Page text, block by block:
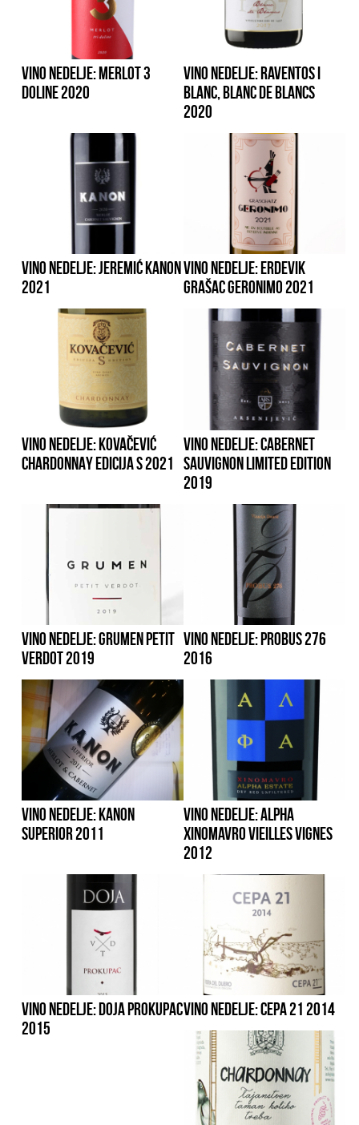
VINO NEDELJE: MERLOT 3
DOLINE 2020
VINO NEDELJE: RAVENTOS I
BLANC, BLANC DE BLANCS
2020
VINO NEDELJE: JEREMIĆ KANON
2021
VINO NEDELJE: ERDEVIK
GRAŠAC GERONIMO 2021
VINO NEDELJE: KOVAČEVIĆ
CHARDONNAY EDICIJA S 2021
VINO NEDELJE: CABERNET
SAUVIGNON LIMITED EDITION
2019
VINO NEDELJE: GRUMEN PETIT
VERDOT 2019
VINO NEDELJE: PROBUS 276
2016
VINO NEDELJE: KANON
SUPERIOR 2011
VINO NEDELJE: ALPHA
XINOMAVRO VIEILLES VIGNES
2012
VINO NEDELJE: DOJA PROKUPAC
2015
VINO NEDELJE: CEPA 21 2014